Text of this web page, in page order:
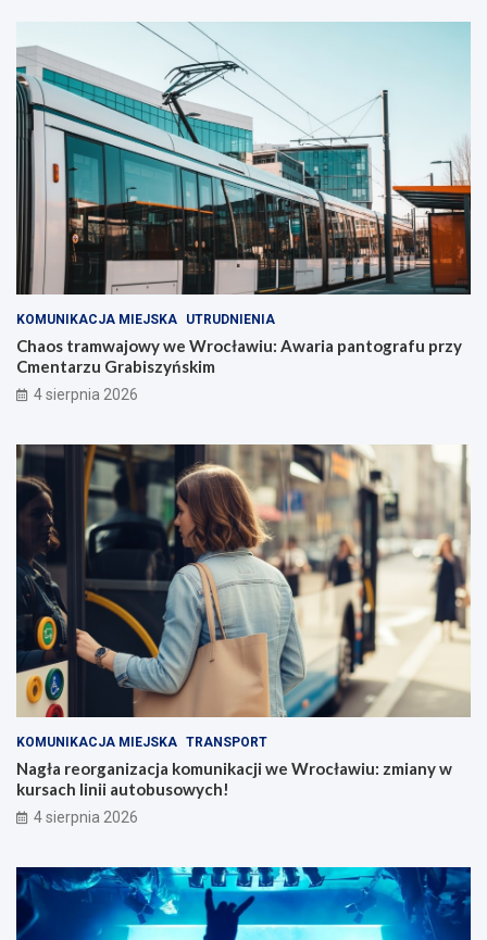
KOMUNIKACJA MIEJSKA UTRUDNIENIA
Chaos tramwajowy we Wrocławiu: Awaria pantografu przy
Cmentarzu Grabiszyńskim
4 sierpnia 2026
KOMUNIKACJA MIEJSKA TRANSPORT
Nagła reorganizacja komunikacji we Wrocławiu: zmiany w
kursach linii autobusowych!
4 sierpnia 2026